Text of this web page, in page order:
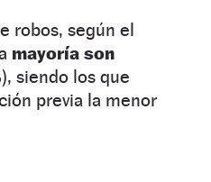
robos, según el
mayoría son
siendo los que
previa la menor